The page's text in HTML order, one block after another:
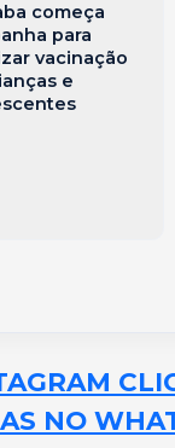
começa
para
vacinação
e
NO